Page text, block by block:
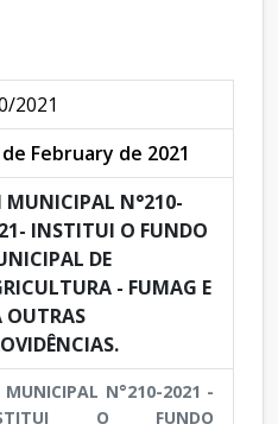
2021
February de 2021
MUNICIPAL N°210-
INSTITUI O FUNDO
DE
- FUMAG E
OUTRAS
MUNICIPAL N°210-2021 -
O FUNDO